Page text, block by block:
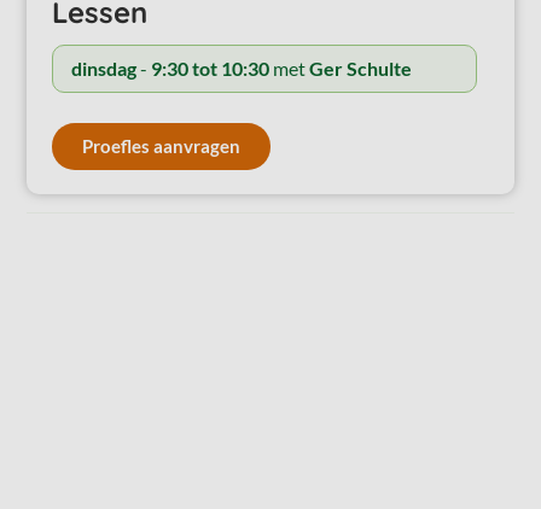
Lessen
dinsdag- 9:30 tot 10:30metGer Schulte
Proefles aanvragen